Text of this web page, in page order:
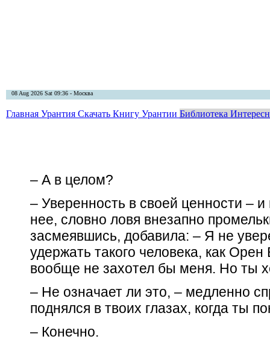
08 Aug 2026 Sat 09:36 - Москва
Главная Урантия Скачать Книгу Урантии Библиотека
– А в целом?
– Уверенность в своей ценности –
нее, словно ловя внезапно
засмеявшись, добавила: – Я не
удержать такого человека, как
вообще не захотел бы меня. Но ты
– Не означает ли это, – медленно
поднялся в твоих глазах, когда ты
– Конечно.